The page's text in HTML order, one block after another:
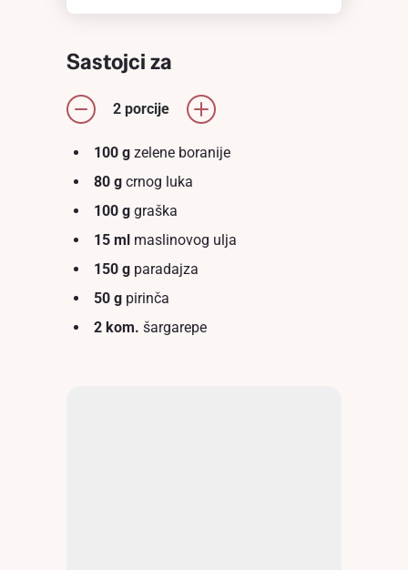
Sastojci za
2 porcije
100 g zelene boranije
80 g crnog luka
100 g graška
15 ml maslinovog ulja
150 g paradajza
50 g pirinča
2 kom. šargarepe